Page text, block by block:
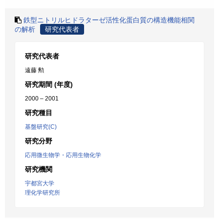
鉄型ニトリルヒドラターゼ活性化蛋白質の構造機能相関
の解析
研究代表者
研究代表者
遠藤 勲
研究期間 (年度)
2000 – 2001
研究種目
基盤研究(C)
研究分野
応用微生物学・応用生物化学
研究機関
宇都宮大学
理化学研究所